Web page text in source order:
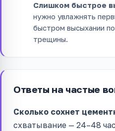
Слишком быстрое
нужно увлажнять
быстром высыхании
трещины.
Ответы на частые
Сколько сохнет
схватывание — 24–48